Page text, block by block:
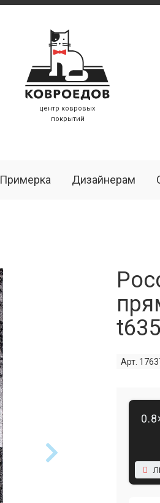
центр ковровых
покрытий
Примерка Дизайнерам
Арт.